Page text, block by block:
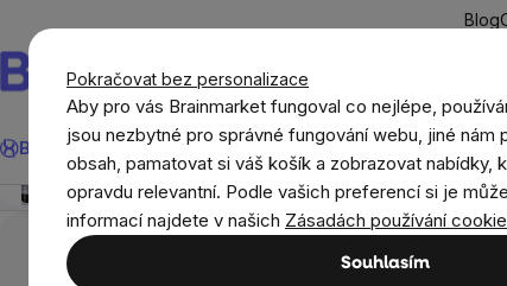
Pokračovat bez personalizace
Aby pro vás Brainmarket fungoval co nejlépe,
jsou nezbytné pro správné fungování webu, jiné nám
obsah, pamatovat si váš košík a zobrazovat nabídky,
opravdu relevantní. Podle vašich preferencí si je
informací najdete v našich Zásadách používání
Souhlasím
obsah
Blog
Hledat
BrainMax® Léto Ušetři CíleDoplňky stravy a výživa
Doplňky stravy a výživa Kolageny
Seagarden - Pure Marine Collagen, 300 g
Přehled Popis Související produkty Recenze